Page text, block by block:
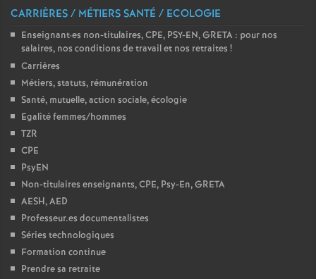
CARRIÈRES / MÉTIERS SANTÉ / ECOLOGIE
Enseignant·es non-titulaires, CPE, PSY-EN, GRETA : pour nos
salaires, nos conditions de travail et nos retraites !
Carrières
Métiers, statuts, rémunération
Santé, mutuelle, action sociale, écologie
Egalité femmes/hommes
TZR
CPE
PsyEN
Non-titulaires enseignants, CPE, Psy-En, GRETA
AESH, AED
Professeur.es documentalistes
Séries technologiques
Formation continue
Prendre sa retraite